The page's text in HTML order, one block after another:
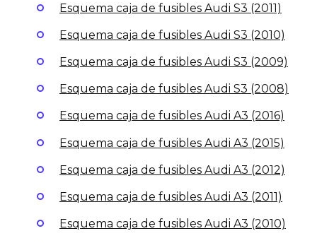
Esquema caja de fusibles Audi S3 (2011)
Esquema caja de fusibles Audi S3 (2010)
Esquema caja de fusibles Audi S3 (2009)
Esquema caja de fusibles Audi S3 (2008)
Esquema caja de fusibles Audi A3 (2016)
Esquema caja de fusibles Audi A3 (2015)
Esquema caja de fusibles Audi A3 (2012)
Esquema caja de fusibles Audi A3 (2011)
Esquema caja de fusibles Audi A3 (2010)